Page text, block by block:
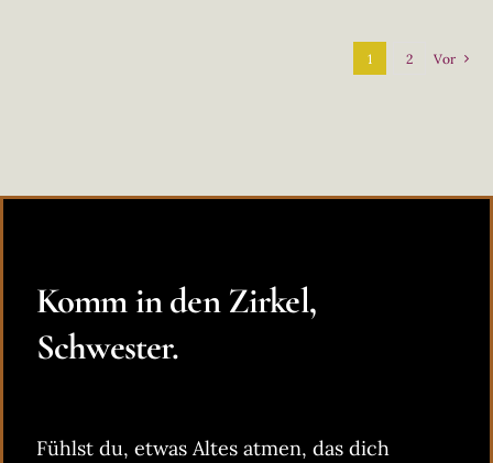
1 2 Vor
Komm in den Zirkel,
Schwester.
Fühlst du, etwas Altes atmen, das dich